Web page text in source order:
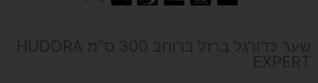
ברזל
שער כדורגל ברזל ברוחב 300 ס"מ HUDORA
EXPERT